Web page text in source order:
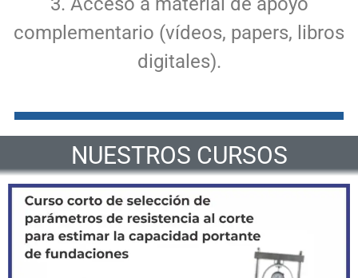
complementario (vídeos, papers, libros
digitales).
NUESTROS CURSOS